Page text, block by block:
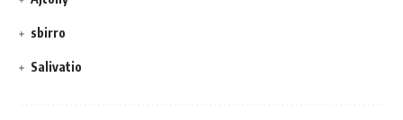
sbirro
Salivatio